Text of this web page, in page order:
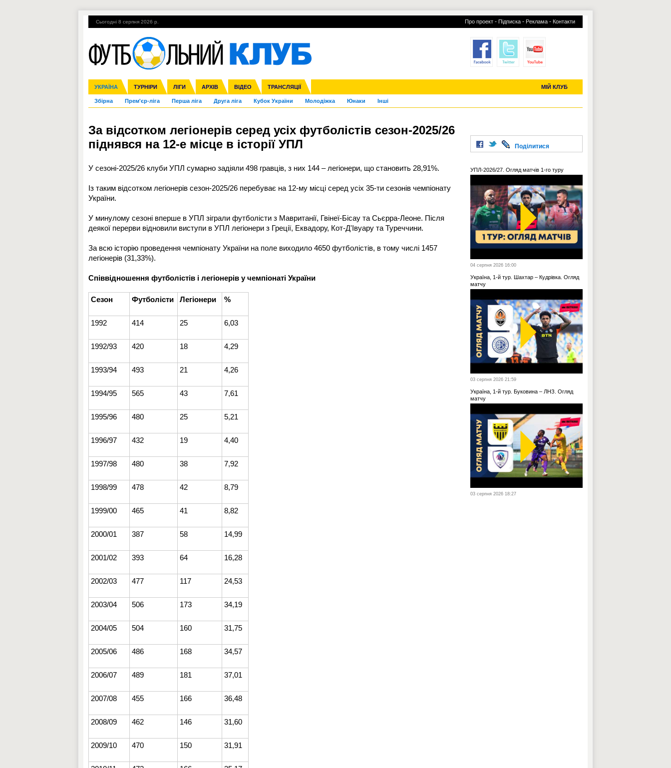
Сьогодні 8 серпня 2026 р. Про проект - Підписка - Реклама - Контакти
УКРАЇНА ТУРНІРИ ЛІГИ АРХІВ ВІДЕО ТРАНСЛЯЦІЇ МІЙ КЛУБ
Збірна Прем'єр-ліга Перша ліга Друга ліга Кубок України Молодіжка Юнаки Інші
Ліга чемпіонів Ліга Європи Міжнародні Ліга націй Ліга конференцій
Англія Іспанія Італія Німеччина Франція Інші
ЧС-2014 ЄВРО-2016 Росія Кубок конфедерацій ЧЄ-2015 (U-21)
Гарячі теми УПЛ, 2-й тур ВІЙНА УПЛ-ПЕРЕХОДИ УСІ ТРАНСФЕРИ
За відсотком легіонерів серед усіх футболістів сезон-2025/26
піднявся на 12-е місце в історії УПЛ
У сезоні-2025/26 клуби УПЛ сумарно задіяли 498 гравців, з них 144 – легіонери, що становить 28,91%.
Із таким відсотком легіонерів сезон-2025/26 перебуває на 12-му місці серед усіх 35-ти сезонів чемпіонату
України.
У минулому сезоні вперше в УПЛ зіграли футболісти з Мавританії, Гвінеї-Бісау та Сьєрра-Леоне. Після
деякої перерви відновили виступи в УПЛ легіонери з Греції, Еквадору, Кот-Д'Івуару та Туреччини.
За всю історію проведення чемпіонату України на поле виходило 4650 футболістів, в тому числі 1457
легіонерів (31,33%).
Співвідношення футболістів і легіонерів у чемпіонаті України
Сезон Футболісти Легіонери %
1992 414 25 6,03
1992/93 420 18 4,29
1993/94 493 21 4,26
1994/95 565 43 7,61
1995/96 480 25 5,21
1996/97 432 19 4,40
1997/98 480 38 7,92
1998/99 478 42 8,79
1999/00 465 41 8,82
2000/01 387 58 14,99
2001/02 393 64 16,28
2002/03 477 117 24,53
2003/04 506 173 34,19
2004/05 504 160 31,75
2005/06 486 168 34,57
2006/07 489 181 37,01
2007/08 455 166 36,48
2008/09 462 146 31,60
2009/10 470 150 31,91
Поділитися
УПЛ-2026/27. Огляд матчів 1-го туру
04 серпня 2026 16:00
Україна, 1-й тур. Шахтар – Кудрівка. Огляд
матчу
03 серпня 2026 21:59
Україна, 1-й тур. Буковина – ЛНЗ. Огляд
матчу
03 серпня 2026 18:27